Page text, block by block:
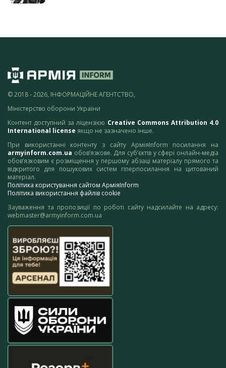
© 2018 - 2026, ІНФОРМАЦІЙНЕ АГЕНТСТВО,
Міністерство оборони України
Контент доступний за ліцензією Creative Commons Attribution 4.0
International license якщо не зазначено інше.
При використанні контенту з сайту АрміяInform посилання на
armyinform.com.ua обов’язкове. Для суб’єктів у сфері онлайн-медіа
обов’язковим є розміщення у першому абзаці матеріалу прямого та
відкритого для пошукових систем гіперпосилання на цитований
матеріал.
Політика користування сайтом АрміяInform
Політика використання файлів cookie
Зауваження та пропозиції по роботі сайту надсилайте на адресу:
webmaster@armyinform.com.ua